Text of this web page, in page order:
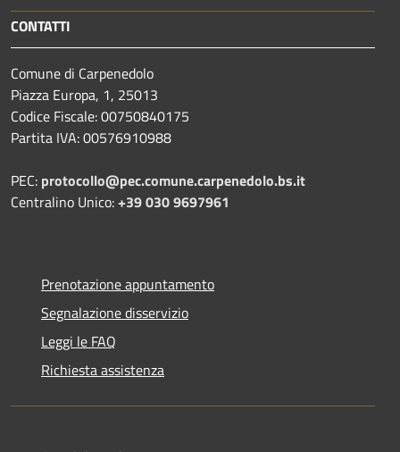
CONTATTI
Comune di Carpenedolo
Piazza Europa, 1, 25013
Codice Fiscale: 00750840175
Partita IVA: 00576910988
PEC: protocollo@pec.comune.carpenedolo.bs.it
Centralino Unico:+39 030 9697961
Prenotazione appuntamento
Segnalazione disservizio
Leggi le FAQ
Richiesta assistenza